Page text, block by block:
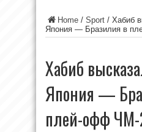
Home / Sport / Хабиб
Япония — Бразилия в
Хабиб
Япония —
плей-офф